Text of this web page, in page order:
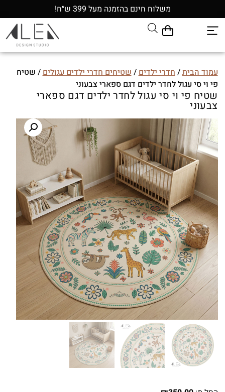
משלוח חינם בהזמנה מעל 399 ש״ח!
עמוד הבית/חדרי ילדים/שטיחים חדרי ילדים עגולים/ שטיח
פי וי סי עגול לחדר ילדים דגם ספארי צבעוני
שטיח פי וי סי עגול לחדר ילדים דגם ספארי
צבעוני